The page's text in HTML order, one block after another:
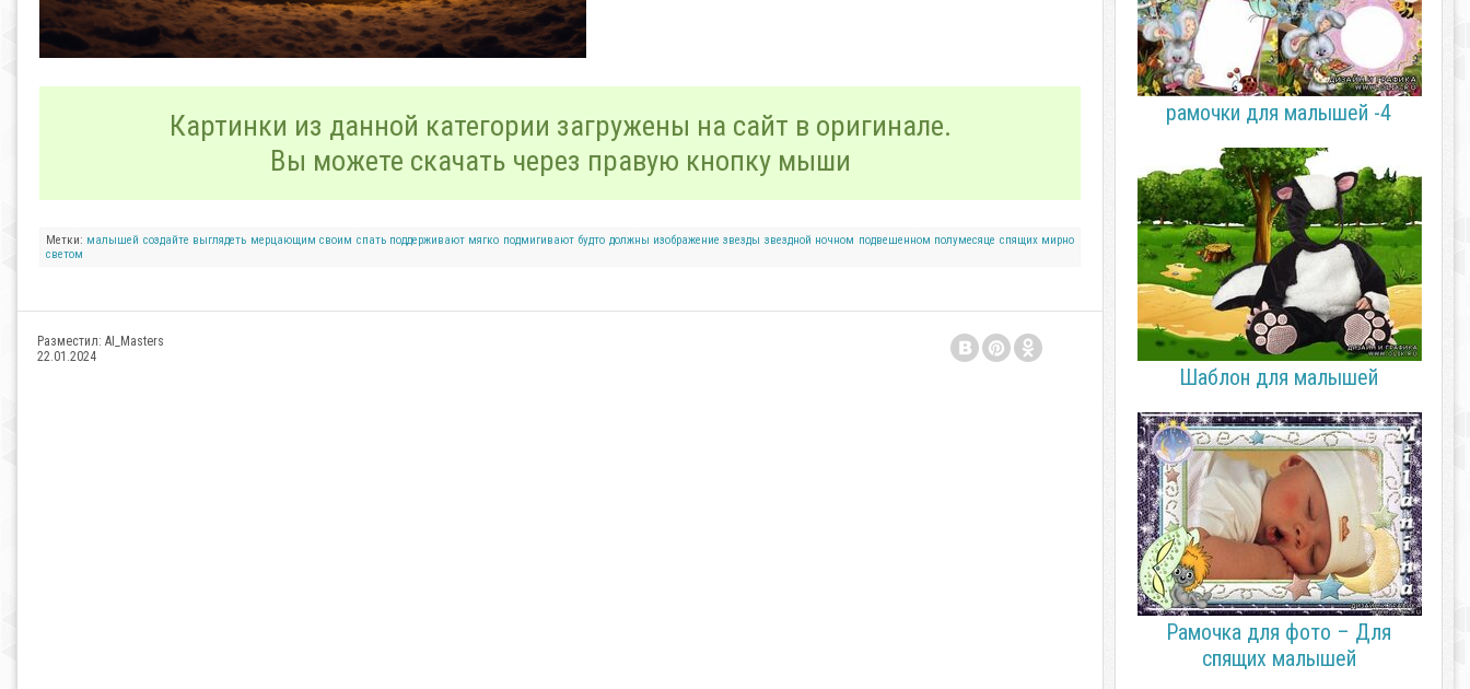
Картинки из данной категории загружены на сайт в оригинале.
Вы можете скачать через правую кнопку мыши
Метки: малышей создайте выглядеть мерцающим своим спать поддерживают мягко подмигивают будто должны изображение звезды звездной ночном подвешенном полумесяце спящих мирно
светом
Разместил: AI_Masters
22.01.2024
рамочки для малышей -4
Шаблон для малышей
Рамочка для фото – Для
спящих малышей